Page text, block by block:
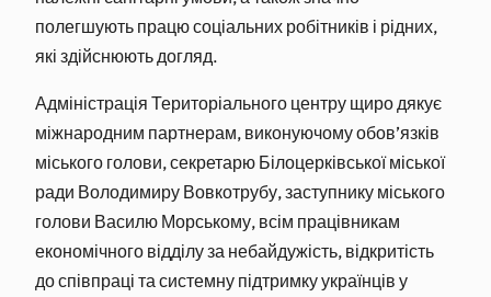
полегшують працю соціальних робітників і рідних,
які здійснюють догляд.
Адміністрація Територіального центру щиро дякує
міжнародним партнерам, виконуючому обов’язків
міського голови, секретарю Білоцерківської міської
ради Володимиру Вовкотрубу, заступнику міського
голови Василю Морському, всім працівникам
економічного відділу за небайдужість, відкритість
до співпраці та системну підтримку українців у